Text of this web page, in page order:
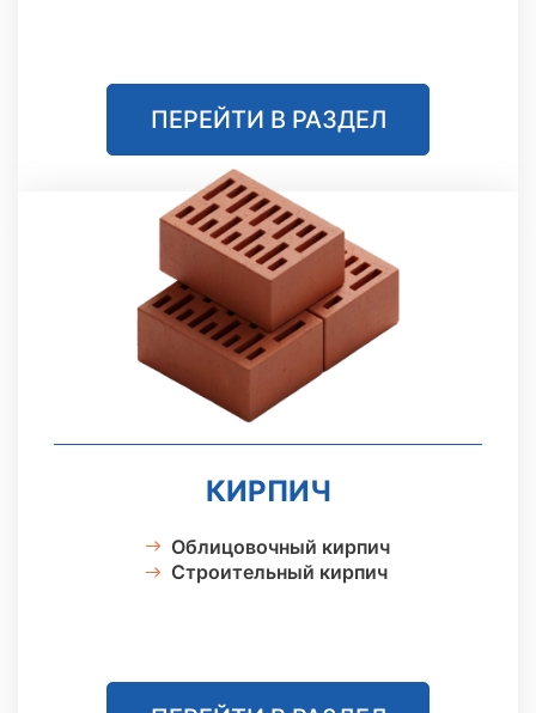
ПЕРЕЙТИ В РАЗДЕЛ
КИРПИЧ
Облицовочный кирпич
Строительный кирпич